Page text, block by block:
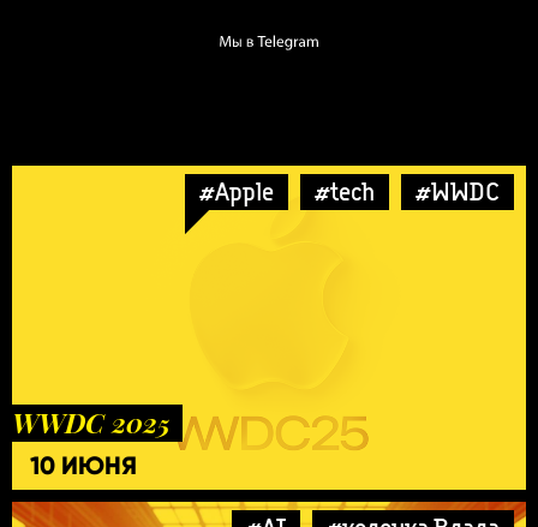
#Apple #tech #WWDC
WWDC 2025
10 ИЮНЯ